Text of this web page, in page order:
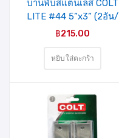
บานพับสแตนเลส COLT
LITE #44 5”x3” (2อัน/
แผง)
฿215.00
หยิบใส่ตะกร้า